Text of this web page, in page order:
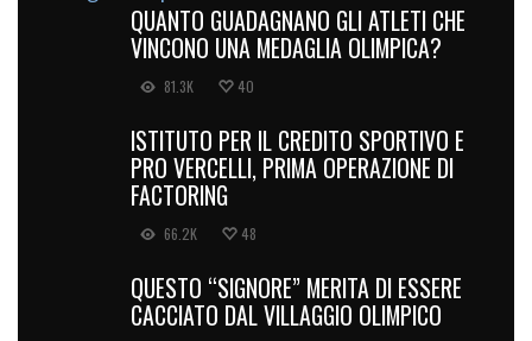
QUANTO GUADAGNANO GLI ATLETI CHE
VINCONO UNA MEDAGLIA OLIMPICA?
81.3K 40
ISTITUTO PER IL CREDITO SPORTIVO E
PRO VERCELLI, PRIMA OPERAZIONE DI
FACTORING
66.2K 48
QUESTO “SIGNORE” MERITA DI ESSERE
CACCIATO DAL VILLAGGIO OLIMPICO